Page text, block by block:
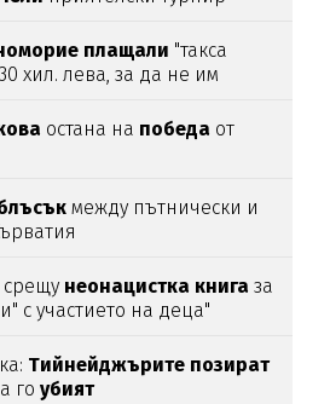
плащали "такса
хил. лева, за да не им
остана на победа от
между пътнически и
срещу неонацистка книга за
с участието на деца"
Тийнейджърите позират
гоубият